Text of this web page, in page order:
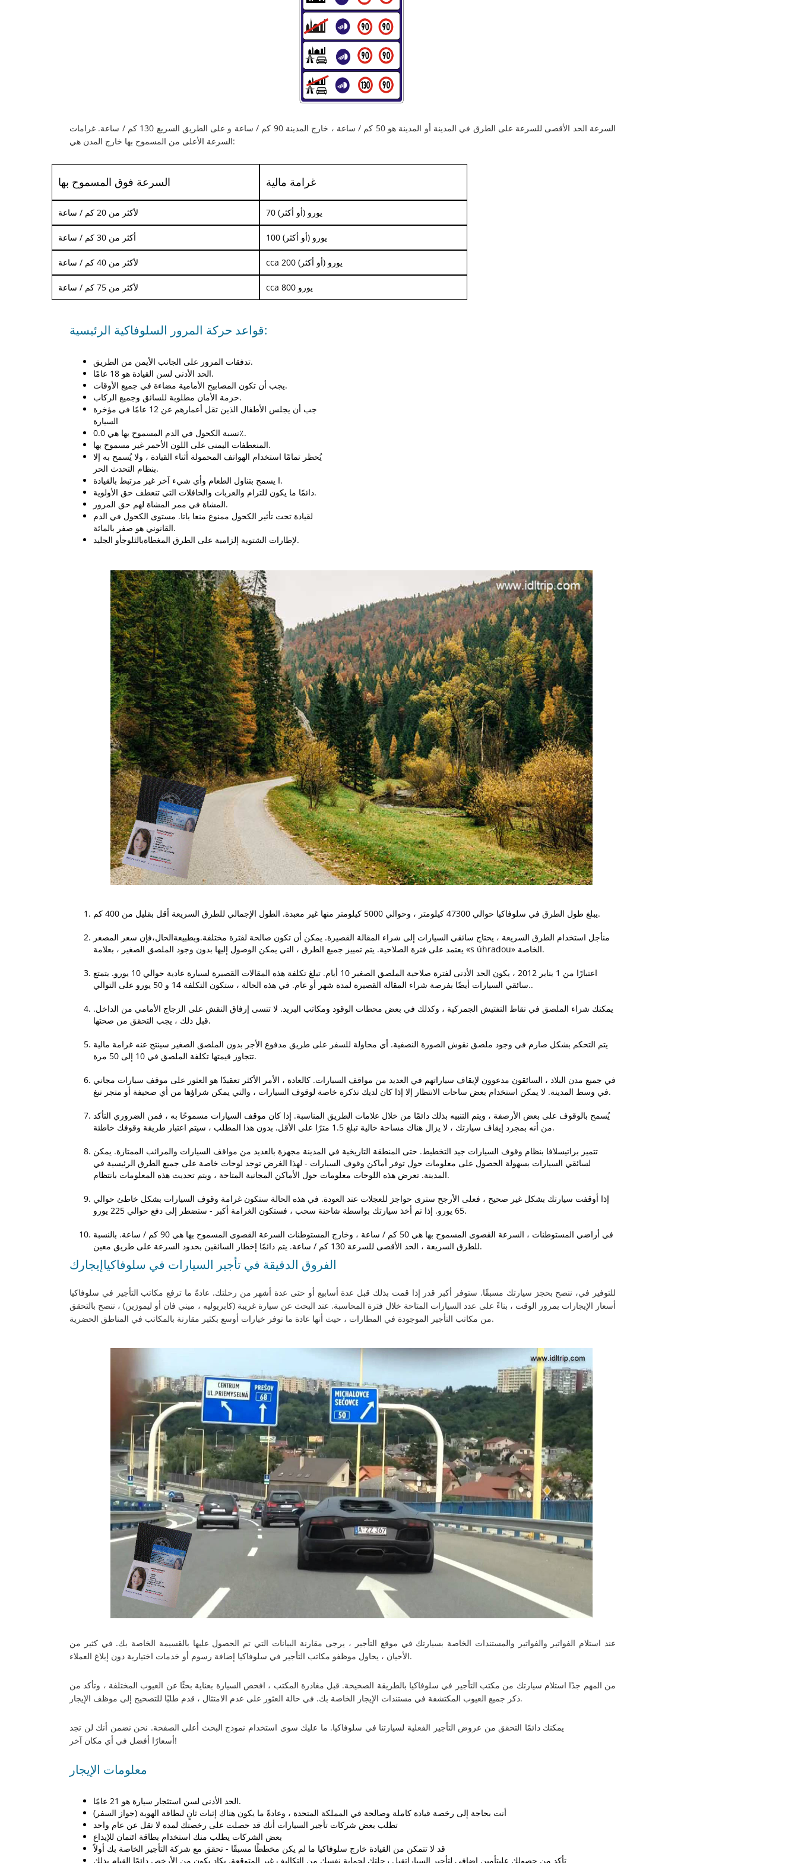
السرعة الحد الأقصى للسرعة على الطرق في المدينة أو المدينة هو 50 كم / ساعة ، خارج المدينة 90 كم / ساعة و على الطريق السريع 130 كم / ساعة. غرامات
السرعة الأعلى من المسموح بها خارج المدن هي:
السرعة فوق المسموح بها غرامة مالية
لأكثر من 20 كم / ساعة 70 يورو (أو أكثر)
أكثر من 30 كم / ساعة 100 يورو (أو أكثر)
لأكثر من 40 كم / ساعة cca 200 يورو (أو أكثر)
لأكثر من 75 كم / ساعة cca 800 يورو
قواعد حركة المرور السلوفاكية الرئيسية:
تدفقات المرور على الجانب الأيمن من الطريق.
الحد الأدنى لسن القيادة هو 18 عامًا.
يجب أن تكون المصابيح الأمامية مضاءة في جميع الأوقات.
حزمة الأمان مطلوبة للسائق وجميع الركاب.
جب أن يجلس الأطفال الذين تقل أعمارهم عن 12 عامًا في مؤخرة
السيارة
نسبة الكحول في الدم المسموح بها هي 0.0٪.
المنعطفات اليمنى على اللون الأحمر غير مسموح بها.
يُحظر تمامًا استخدام الهواتف المحمولة أثناء القيادة ، ولا يُسمح به إلا
بنظام التحدث الحر.
ا يسمح بتناول الطعام وأي شيء آخر غير مرتبط بالقيادة.
دائمًا ما يكون للترام والعربات والحافلات التي تنعطف حق الأولوية.
المشاة في ممر المشاة لهم حق المرور.
لقيادة تحت تأثير الكحول ممنوع منعا باتا. مستوى الكحول في الدم
القانوني هو صفر بالمائة.
لإطارات الشتوية إلزامية على الطرق المغطاةبالثلوجأو الجليد.
يبلغ طول الطرق في سلوفاكيا حوالي 47300 كيلومتر ، وحوالي 5000 كيلومتر منها غير معبدة. الطول الإجمالي للطرق السريعة أقل بقليل من 400 كم.
منأجل استخدام الطرق السريعة ، يحتاج سائقي السيارات إلى شراء المقالة القصيرة. يمكن أن تكون صالحة لفترة مختلفة.وبطبيعةالحال،فإن سعر المصغر
يعتمد على فترة الصلاحية. يتم تمييز جميع الطرق ، التي يمكن الوصول إليها بدون وجود الملصق الصغير ، بعلامة «s úhradou» الخاصة.
اعتبارًا من 1 يناير 2012 ، يكون الحد الأدنى لفترة صلاحية الملصق الصغير 10 أيام. تبلغ تكلفة هذه المقالات القصيرة لسيارة عادية حوالي 10 يورو. يتمتع
سائقي السيارات أيضًا بفرصة شراء المقالة القصيرة لمدة شهر أو عام. في هذه الحالة ، ستكون التكلفة 14 و 50 يورو على التوالي..
يمكنك شراء الملصق في نقاط التفتيش الجمركية ، وكذلك في بعض محطات الوقود ومكاتب البريد. لا تنسى إرفاق النقش على الزجاج الأمامي من الداخل.
قبل ذلك ، يجب التحقق من صحتها.
يتم التحكم بشكل صارم في وجود ملصق نقوش الصورة النصفية. أي محاولة للسفر على طريق مدفوع الأجر بدون الملصق الصغير سينتج عنه غرامة مالية
تتجاوز قيمتها تكلفة الملصق في 10 إلى 50 مرة.
في جميع مدن البلاد ، السائقون مدعوون لإيقاف سياراتهم في العديد من مواقف السيارات. كالعادة ، الأمر الأكثر تعقيدًا هو العثور على موقف سيارات مجاني
في وسط المدينة. لا يمكن استخدام بعض ساحات الانتظار إلا إذا كان لديك تذكرة خاصة لوقوف السيارات ، والتي يمكن شراؤها من أي صحيفة أو متجر تبغ.
يُسمح بالوقوف على بعض الأرصفة ، ويتم التنبيه بذلك دائمًا من خلال علامات الطريق المناسبة. إذا كان موقف السيارات مسموحًا به ، فمن الضروري التأكد
من أنه بمجرد إيقاف سيارتك ، لا يزال هناك مساحة خالية تبلغ 1.5 مترًا على الأقل. بدون هذا المطلب ، سيتم اعتبار طريقة وقوفك خاطئة.
تتميز براتيسلافا بنظام وقوف السيارات جيد التخطيط. حتى المنطقة التاريخية في المدينة مجهزة بالعديد من مواقف السيارات والمرائب الممتازة. يمكن
لسائقي السيارات بسهولة الحصول على معلومات حول توفر أماكن وقوف السيارات - لهذا الغرض توجد لوحات خاصة على جميع الطرق الرئيسية في
المدينة. تعرض هذه اللوحات معلومات حول الأماكن المجانية المتاحة ، ويتم تحديث هذه المعلومات بانتظام.
إذا أوقفت سيارتك بشكل غير صحيح ، فعلى الأرجح سترى حواجز للعجلات عند العودة. في هذه الحالة ستكون غرامة وقوف السيارات بشكل خاطئ حوالي
65 يورو. إذا تم أخذ سيارتك بواسطة شاحنة سحب ، فستكون الغرامة أكبر - ستضطر إلى دفع حوالي 225 يورو.
في أراضي المستوطنات ، السرعة القصوى المسموح بها هي 50 كم / ساعة ، وخارج المستوطنات السرعة القصوى المسموح بها هي 90 كم / ساعة. بالنسبة
للطرق السريعة ، الحد الأقصى للسرعة 130 كم / ساعة. يتم دائمًا إخطار السائقين بحدود السرعة على طريق معين.
الفروق الدقيقة في تأجير السيارات في سلوفاكياإيجارك
للتوفير في، ننصح بحجز سيارتك مسبقًا. ستوفر أكبر قدر إذا قمت بذلك قبل عدة أسابيع أو حتى عدة أشهر من رحلتك. عادةً ما ترفع مكاتب التأجير في سلوفاكيا
أسعار الإيجارات بمرور الوقت ، بناءً على عدد السيارات المتاحة خلال فترة المحاسبة. عند البحث عن سيارة غريبة (كابريوليه ، ميني فان أو ليموزين) ، ننصح بالتحقق
من مكاتب التأجير الموجودة في المطارات ، حيث أنها عادة ما توفر خيارات أوسع بكثير مقارنة بالمكاتب في المناطق الحضرية.
عند استلام الفواتير والفواتير والمستندات الخاصة بسيارتك في موقع التأجير ، يرجى مقارنة البيانات التي تم الحصول عليها بالقسيمة الخاصة بك. في كثير من
الأحيان ، يحاول موظفو مكاتب التأجير في سلوفاكيا إضافة رسوم أو خدمات اختيارية دون إبلاغ العملاء.
من المهم جدًا استلام سيارتك من مكتب التأجير في سلوفاكيا بالطريقة الصحيحة. قبل مغادرة المكتب ، افحص السيارة بعناية بحثًا عن العيوب المختلفة ، وتأكد من
ذكر جميع العيوب المكتشفة في مستندات الإيجار الخاصة بك. في حالة العثور على عدم الامتثال ، قدم طلبًا للتصحيح إلى موظف الإيجار.
يمكنك دائمًا التحقق من عروض التأجير الفعلية لسيارتنا في سلوفاكيا. ما عليك سوى استخدام نموذج البحث أعلى الصفحة. نحن نضمن أنك لن تجد
أسعارًا أفضل في أي مكان آخر!
معلومات الإيجار
الحد الأدنى لسن استئجار سيارة هو 21 عامًا.
أنت بحاجة إلى رخصة قيادة كاملة وصالحة في المملكة المتحدة ، وعادةً ما يكون هناك إثبات ثانٍ لبطاقة الهوية (جواز السفر)
تطلب بعض شركات تأجير السيارات أنك قد حصلت على رخصتك لمدة لا تقل عن عام واحد
بعض الشركات يطلب منك استخدام بطاقة ائتمان للإيداع
قد لا تتمكن من القيادة خارج سلوفاكيا ما لم يكن مخططًا مسبقًا - تحقق مع شركة التأجير الخاصة بك أولاً
تأكد من حصولك علىتأمين إضافي لتأجير السياراتقبل رحلتك لحماية نفسك من التكاليف غير المتوقعة. يكاد يكون من الأرخص دائمًا القيام بذلك